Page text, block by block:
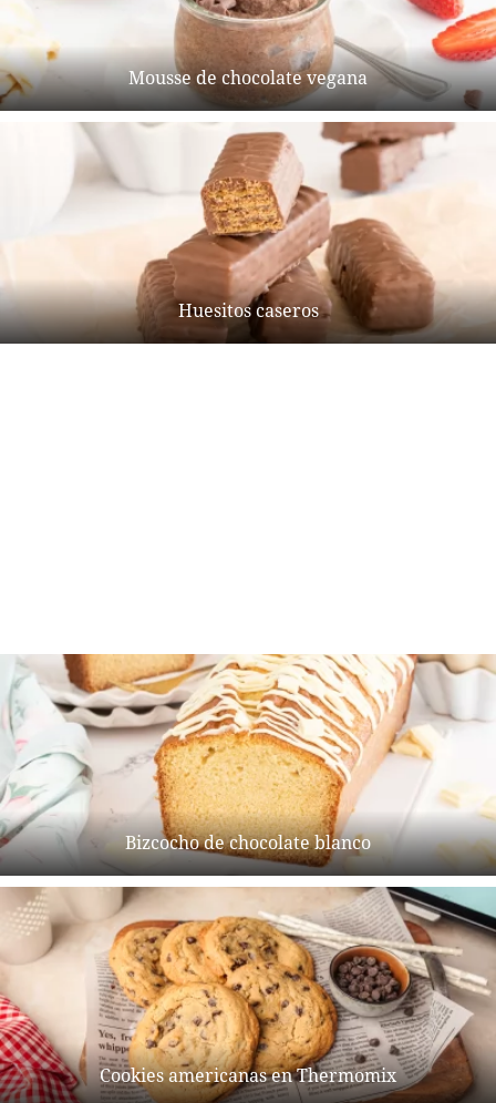
Mousse de chocolate vegana
Huesitos caseros
Bizcocho de chocolate blanco
Cookies americanas en Thermomix